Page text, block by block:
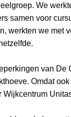
We
samen voor
werkten we met
van De
Omdat